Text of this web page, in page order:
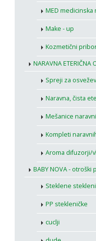
MED medicinska
Make - up
Kozmetični
NARAVNA ETERIČNA
Spreji za
Naravna, čista
Mešanice
Kompleti
Aroma difuzorji/
BABY NOVA - otroški
Steklene
PP stekleničke
cuclji